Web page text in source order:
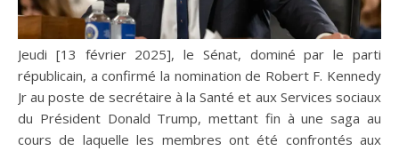
Jeudi [13 février 2025], le Sénat, dominé par le parti
républicain, a confirmé la nomination de Robert F. Kennedy
Jr au poste de secrétaire à la Santé et aux Services sociaux
du Président Donald Trump, mettant fin à une saga au
cours de laquelle les membres ont été confrontés aux